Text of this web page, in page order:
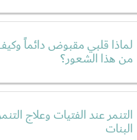
لماذا قلبي مقبوض دائماً
من هذا الشعور؟
التنمر عند الفتيات وعلاج
البنات